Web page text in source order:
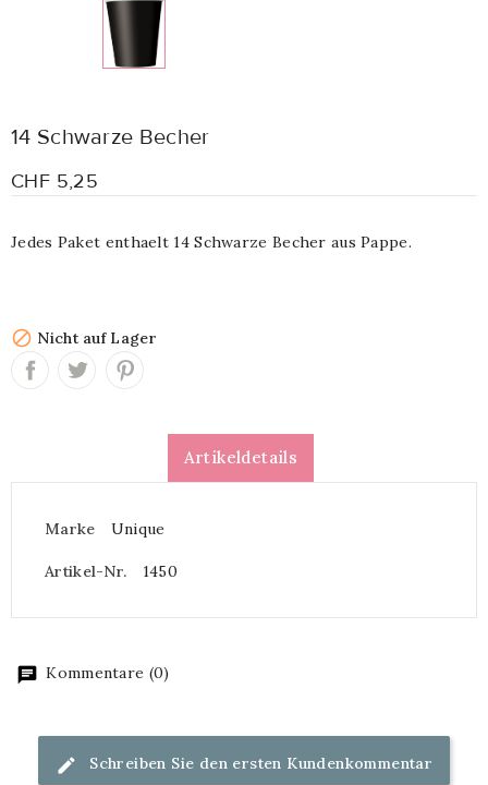
14 Schwarze Becher
CHF 5,25
Jedes Paket enthaelt 14 Schwarze Becher aus Pappe.
 Nicht auf Lager
Artikeldetails
Marke Unique
Artikel-Nr. 1450
Kommentare (0)
Schreiben Sie den ersten Kundenkommentar